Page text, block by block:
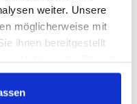
weiter. Unsere
möglicherweise mit
ihnen bereitgestellt